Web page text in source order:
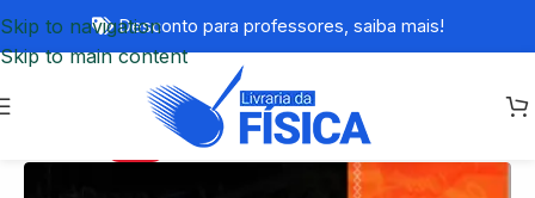
Skip to navigation
Skip to main content
Desconto para professores, saiba mais!